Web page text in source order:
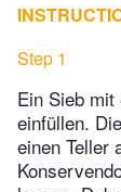
Step 1
Ein Sieb
einfüllen.
einen Teller